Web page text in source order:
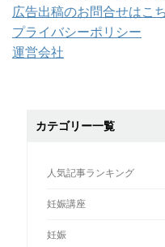
広告出稿のお問合せはこ
プライバシーポリシー
運営会社
カテゴリー一覧
人気記事ランキング
妊娠講座
妊娠